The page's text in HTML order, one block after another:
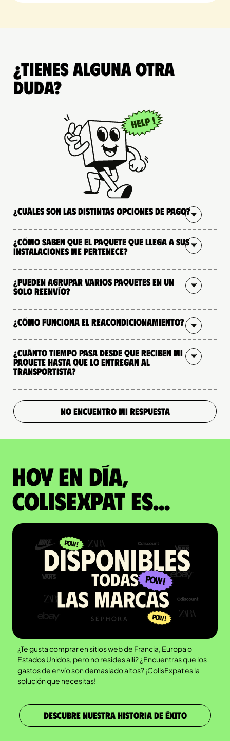
¿Tienes alguna otra
duda?
¿Cuáles son las distintas opciones de pago?
¿Cómo saben que el paquete que llega a sus
instalaciones me pertenece?
¿Pueden agrupar varios paquetes en un
solo reenvío?
¿Cómo funciona el reacondicionamiento?
¿Cuánto tiempo pasa desde que reciben mi
paquete hasta que lo entregan al
transportista?
NO ENCUENTRO MI RESPUESTA
Hoy en día,
ColisExpat es...
¿Te gusta comprar en sitios web de Francia, Europa o
Estados Unidos, pero no resides allí? ¿Encuentras que los
gastos de envío son demasiado altos? ¡ColisExpat es la
solución que necesitas!
DESCUBRE NUESTRA HISTORIA DE ÉXITO